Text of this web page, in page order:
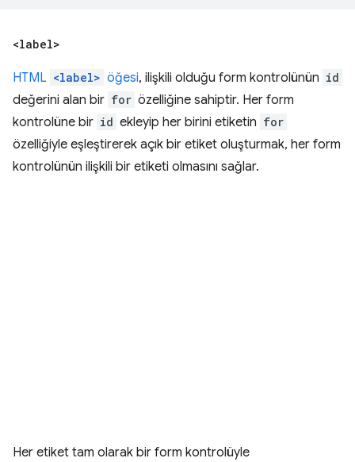
<label>
HTML <label> öğesi, ilişkili olduğu form kontrolünün id
değerini alan bir for özelliğine sahiptir. Her form
kontrolüne bir id ekleyip her birini etiketin for
özelliğiyle eşleştirerek açık bir etiket oluşturmak, her form
kontrolünün ilişkili bir etiketi olmasını sağlar.
Her etiket tam olarak bir form kontrolüyle